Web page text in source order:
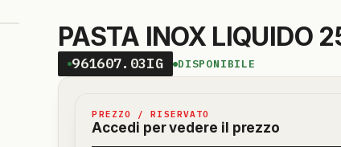
PASTA INOX LIQUIDO
961607.03IG DISPONIBILE
PREZZO / RISERVATO
Accedi per vedere il prezzo